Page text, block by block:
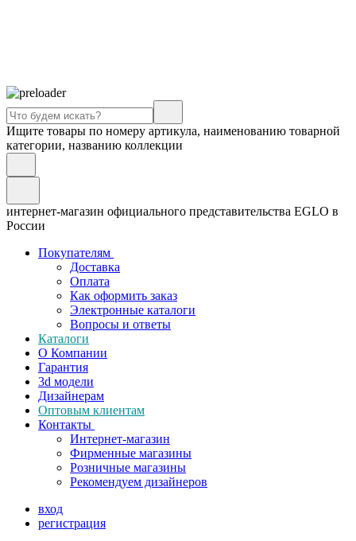
Ищите товары по номеру артикула, наименованию товарной
категории, названию коллекции
интернет-магазин официального представительства EGLO в
России
Покупателям
Доставка
Оплата
Как оформить заказ
Электронные каталоги
Вопросы и ответы
Каталоги
О Компании
Гарантия
3d модели
Дизайнерам
Оптовым клиентам
Контакты
Интернет-магазин
Фирменные магазины
Розничные магазины
Рекомендуем дизайнеров
вход
регистрация